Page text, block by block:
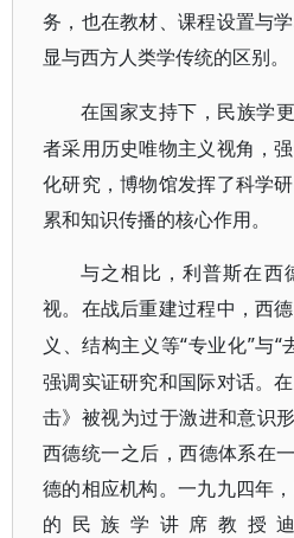
务，也在教材、课程设置与
显与西方人类学传统的区别。
在国家支持下，民族学
者采用历史唯物主义视角，
化研究，博物馆发挥了科学
累和知识传播的核心作用。
与之相比，利普斯在西
视。在战后重建过程中，西
义、结构主义等“专业化”与“
强调实证研究和国际对话。
击》被视为过于激进和意识
西德统一之后，西德体系在
德的相应机构。一九九四年
的民族学讲席教授